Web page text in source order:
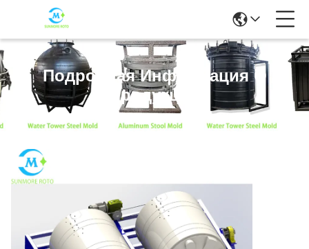
Подробная Информация О
Продукции